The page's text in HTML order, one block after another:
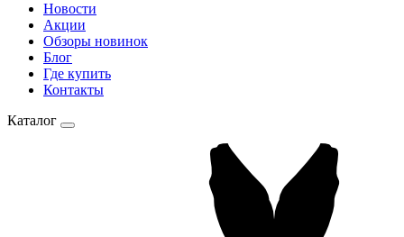
Новости
Акции
Обзоры новинок
Блог
Где купить
Контакты
Каталог